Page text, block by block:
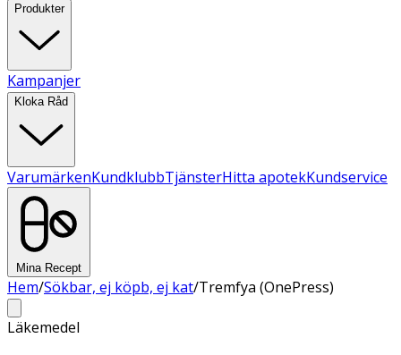
Produkter
Kampanjer
Kloka Råd
VarumärkenKundklubbTjänsterHitta apotekKundservice
Mina Recept
Hem/Sökbar, ej köpb, ej kat/Tremfya (OnePress)
Läkemedel